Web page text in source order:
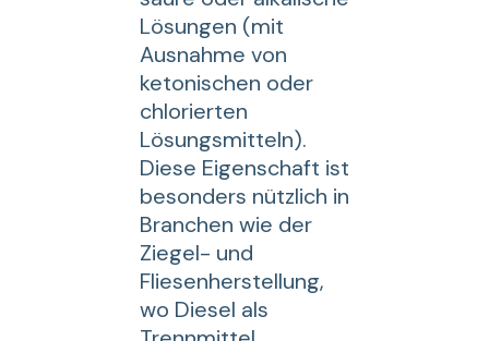
Lösungen (mit
Ausnahme von
ketonischen oder
chlorierten
Lösungsmitteln).
Diese Eigenschaft ist
besonders nützlich in
Branchen wie der
Ziegel- und
Fliesenherstellung,
wo Diesel als